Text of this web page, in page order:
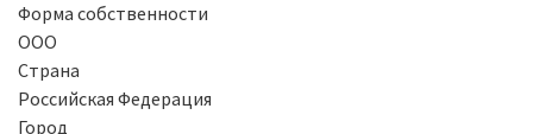
Форма собственности
ООО
Страна
Российская Федерация
Город